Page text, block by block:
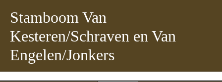
Stamboom Van
Kesteren/Schraven en Van
Engelen/Jonkers